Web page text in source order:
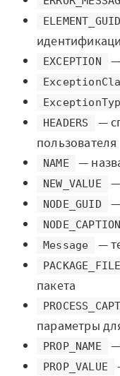
Проекты
Отзывы
Блог
Вики
Новости
Вузы-
ELEMENT_GUID
EXCEPTION
HEADERS
—
пользователя
NAME —
NEW_VALUE
NODE_GUID
NODE_CAPTION
Message —
PACKAGE_FILE
пакета
параметры
PROP_NAME
PROP_VALUE